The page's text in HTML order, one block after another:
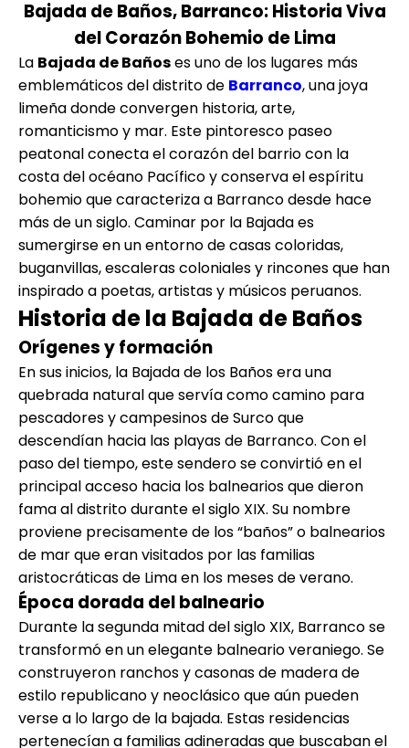
Bajada de Baños, Barranco: Historia Viva
del Corazón Bohemio de Lima
La Bajada de Bañoses uno de los lugares más
emblemáticos del distrito de Barranco, una joya
limeña donde convergen historia, arte,
romanticismo y mar. Este pintoresco paseo
peatonal conecta el corazón del barrio con la
costa del océano Pacífico y conserva el espíritu
bohemio que caracteriza a Barranco desde hace
más de un siglo. Caminar por la Bajada es
sumergirse en un entorno de casas coloridas,
buganvillas, escaleras coloniales y rincones que han
inspirado a poetas, artistas y músicos peruanos.
Historia de la Bajada de Baños
Orígenes y formación
En sus inicios, la Bajada de los Baños era una
quebrada natural que servía como camino para
pescadores y campesinos de Surco que
descendían hacia las playas de Barranco. Con el
paso del tiempo, este sendero se convirtió en el
principal acceso hacia los balnearios que dieron
fama al distrito durante el siglo XIX. Su nombre
proviene precisamente de los “baños” o balnearios
de mar que eran visitados por las familias
aristocráticas de Lima en los meses de verano.
Época dorada del balneario
Durante la segunda mitad del siglo XIX, Barranco se
transformó en un elegante balneario veraniego. Se
construyeron ranchos y casonas de madera de
estilo republicano y neoclásico que aún pueden
verse a lo largo de la bajada. Estas residencias
pertenecían a familias adineradas que buscaban el